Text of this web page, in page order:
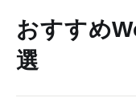
おすすめ
選